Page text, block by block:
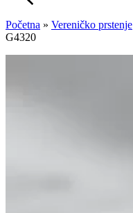
Početna » Vereničko prstenje
G4320